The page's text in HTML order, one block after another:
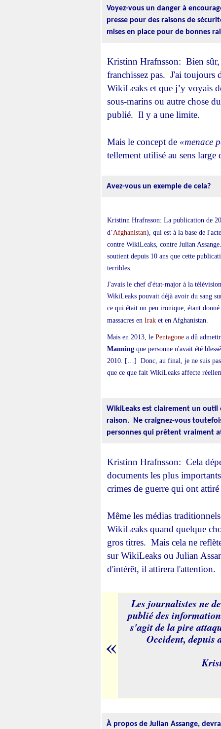
Voyez-vous un danger à
presse pour des raisons de
mises en place pour de bonnes
Kristinn Hrafnsson: Bien
franchissez pas. J'ai toujours
WikiLeaks et que j’y voyais
sous-marins ou autre chose
publié. Il y a une limite.
Mais le concept de «menace
tellement utilisé au sens large
Avez-vous un exemple de cela?
Kristinn Hrafnsson: La publication de
d’Afghanistan), qui est à la base de
contre WikiLeaks, contre Julian
soutient depuis 10 ans que cette
terribles.
J'avais le chef d'état-major à la
WikiLeaks pouvait déjà avoir du sang
ce qui était un peu ironique, étant
massacres en Irak et en Afghanistan.
Mais en 2013, le Pentagone a dû
Manning que personne n'avait été
2010. […] Donc, au final, je ne suis
que ce que fait WikiLeaks affecte
WikiLeaks est clairement un
raison. Ne craignez-vous
personnes qui prêtent vraiment
Kristinn Hrafnsson: Cela
documents les plus
crimes de guerre qui ont
Même les médias
WikiLeaks quand quelque
gros titres. Mais cela ne
sur WikiLeaks ou Julian
d'intérêt, il attirera l'attention.
«
Les journalistes ne
publié des
s'agit de la pire
Occident, depuis
À propos de Julian Assange,